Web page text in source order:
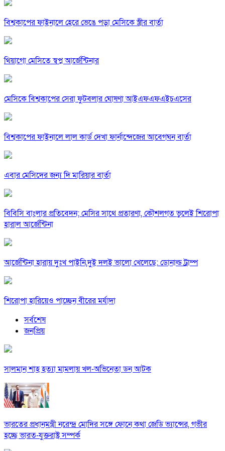
বিশ্বকাপের ফাইনালে হেরে ভেঙে পড়া মেসিকে স্ত্রীর বার্তা
থিয়াগো মেসিতে স্বপ্ন আর্জেন্টিনার
মেসিকে বিশ্বকাপের সেরা ফুটবলার ঘোষণা আইএফএফএইচএসের
বিশ্বকাপের ফাইনালে লাল কার্ড দেখা ফার্নান্দেজের আবেগঘন বার্তা
এবার মেসিদের জন্য দি মারিয়ার বার্তা
বিবিসি বাংলার প্রতিবেদন; মেসির সাথে প্রতারণা, কৌশলগত ভুলেই শিরোপা
হারাল আর্জেন্টিনা
আর্জেন্টিনা হারায় দুঃখ পাইনি,দুই দলই ভালো খেলেছে: ডোনাল্ড ট্রাম্প
শিরোপা হারিয়েও পাচ্ছেন বীরের মর্যাদা
সর্বশেষ
জনপ্রিয়
সালমান শাহ হত্যা মামলায় খল-অভিনেতা ডন আটক
ভারতের প্রধানমন্ত্রী নরেন্দ্র মোদির সঙ্গে ফোনে কথা জেডি ভ্যান্সের, গভীর
হচ্ছে ভারত-যুক্তরাষ্ট্র সম্পর্ক